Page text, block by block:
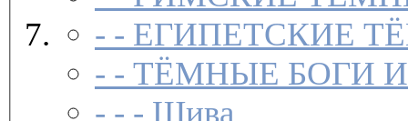
- - ЕГИПЕТСКИЕ
- - ТЁМНЫЕ БОГИ
- - - Шива